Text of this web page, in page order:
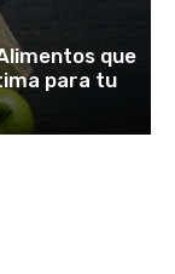
que
para tu